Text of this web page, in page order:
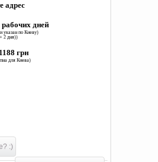
адрес
рабочих дней
указан по Киеву)
2 дня))
1188 грн
для Киева)
:)